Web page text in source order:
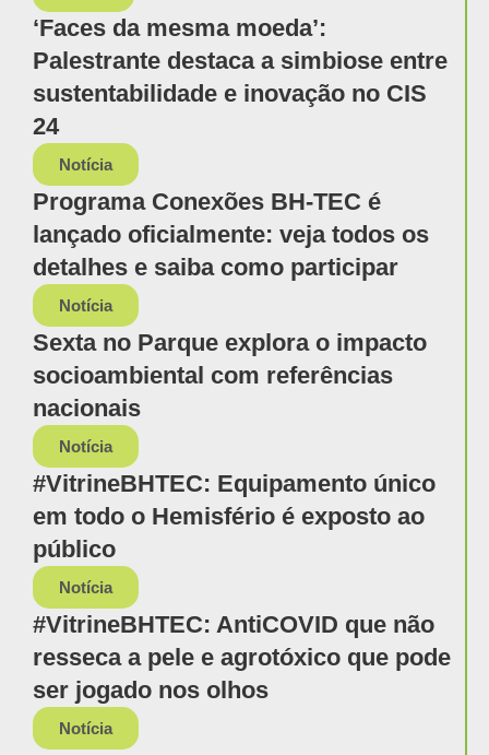
‘Faces da mesma moeda’:
Palestrante destaca a simbiose entre
sustentabilidade e inovação no CIS
24
Notícia
Programa Conexões BH-TEC é
lançado oficialmente: veja todos os
detalhes e saiba como participar
Notícia
Sexta no Parque explora o impacto
socioambiental com referências
nacionais
Notícia
#VitrineBHTEC: Equipamento único
em todo o Hemisfério é exposto ao
público
Notícia
#VitrineBHTEC: AntiCOVID que não
resseca a pele e agrotóxico que pode
ser jogado nos olhos
Notícia